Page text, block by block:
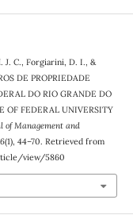
J. C., Forgiarini, D. I., &
DE PROPRIEDADE
DO RIO GRANDE DO
OF FEDERAL UNIVERSITY
of Management and
6(1), 44–70. Retrieved from
view/5860